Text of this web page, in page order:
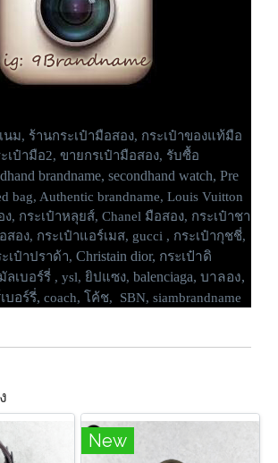
นม, ร้านกระเป๋ามือสอง, กระเป๋าของแท้มือ
เป๋ามือ2, ขายกรเป๋ามือสอง, รับซื้อ
brandname, secondhand watch, Pre
bag, Authentic brandname, Louis Vuitton
, กระเป๋าหลุยส์, Chanel มือสอง, กระเป๋าชา
สอง, กระเป๋าแอร์เมส, gucci , กระเป๋ากุชชี่,
เป๋าปราด้า, Christain dior, กระเป๋าดิ
ลเบอร์รี่ , ysl, ยิปแซง, balenciaga, บาลอง,
บอร์รี่, coach, โค้ช, SBN, siambrandname
New